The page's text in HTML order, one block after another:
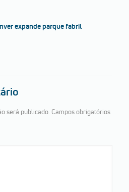
expande parque fabril
será publicado. Campos obrigatórios